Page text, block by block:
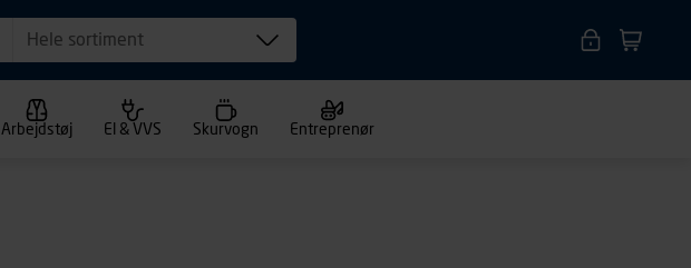
Hele sortiment
Arbejdstøj El & VVS Skurvogn Entreprenør